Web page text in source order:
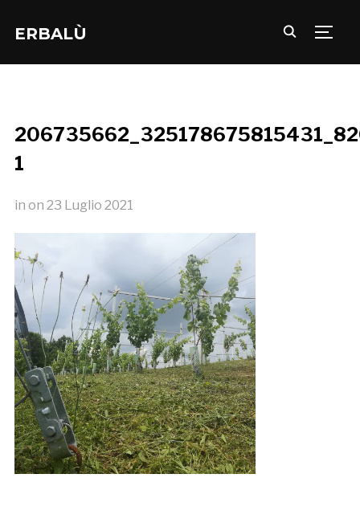
ERBALÙ
1
in on 23 Luglio 2021